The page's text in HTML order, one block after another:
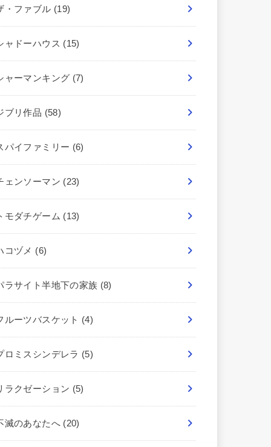
・ファブル (19)
ャドーハウス (15)
ャーマンキング (7)
ブリ作品 (58)
パイファミリー (6)
ェンソーマン (23)
モダチゲーム (13)
コヅメ (6)
ラサイト半地下の家族 (8)
ルーツバスケット (4)
ロミスシンデレラ (5)
ラクゼーション (5)
滅のあなたへ (20)